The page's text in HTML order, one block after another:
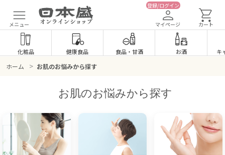
メニュー
登録/ログイン
マイページ カート
化粧品 健康食品 食品・ 甘酒 お酒 キ
ホーム > お肌のお悩みから探す
お肌のお悩みから探す